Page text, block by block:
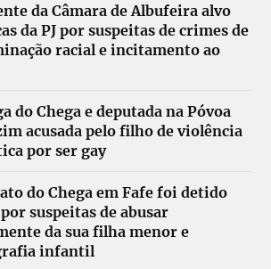
da Câmara de Albufeira alvo
da PJ por suspeitas de crimes de
racial e incitamento ao
do Chega e deputada na Póvoa
acusada pelo filho de violência
por ser gay
do Chega em Fafe foi detido
por suspeitas de abusar
da sua filha menor e
infantil